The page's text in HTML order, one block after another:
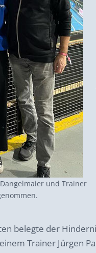
und Trainer
belegte der
Trainer Jürgen